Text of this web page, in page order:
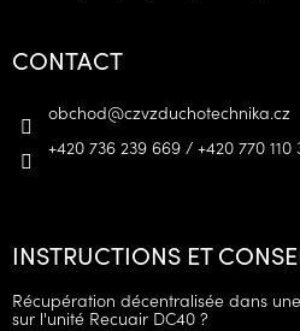
CONTACT
obchod@czvzduchotechnika.cz
+420 736 239 669 / +420 770 110
INSTRUCTIONS ET
Récupération décentralisée dans
sur l'unité Recuair DC40 ?